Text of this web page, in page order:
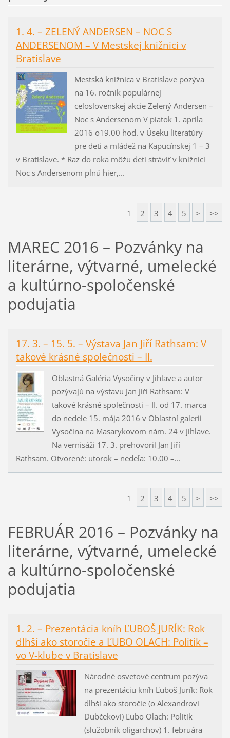
1. 4. – ZELENÝ ANDERSEN – NOC S
ANDERSENOM – V Mestskej knižnici v
Bratislave
Mestská knižnica v Bratislave pozýva
na 16. ročník populárnej
celoslovenskej akcie Zelený Andersen –
Noc s Andersenom V piatok 1. apríla
2016 o19.00 hod. v Úseku literatúry
pre deti a mládež na Kapucínskej 1 – 3
v Bratislave. * Raz do roka môžu deti stráviť v knižnici
Noc s Andersenom plnú hier,...
1 2 3 4 5 > >>
MAREC 2016 – Pozvánky na
literárne, výtvarné, umelecké
a kultúrno-spoločenské
podujatia
17. 3. – 15. 5. – Výstava Jan Jiří Rathsam: V
takové krásné společnosti – II.
Oblastná Galéria Vysočiny v Jihlave a autor
pozývajú na výstavu Jan Jiří Rathsam: V
takové krásné společnosti – II. od 17. marca
do nedele 15. mája 2016 v Oblastní galerii
Vysočina na Masarykovom nám. 24 v Jihlave.
Na vernisáži 17. 3. prehovoril Jan Jiří
Rathsam. Otvorené: utorok – nedeľa: 10.00 –...
1 2 3 4 5 > >>
FEBRUÁR 2016 – Pozvánky na
literárne, výtvarné, umelecké
a kultúrno-spoločenské
podujatia
1. 2. – Prezentácia kníh ĽUBOŠ JURÍK: Rok
dlhší ako storočie a ĽUBO OLACH: Politik –
vo V-klube v Bratislave
Národné osvetové centrum pozýva
na prezentáciu kníh Ľuboš Jurík: Rok
dlhší ako storočie (o Alexandrovi
Dubčekovi) Ľubo Olach: Politik
(služobník oligarchov) 1. februára